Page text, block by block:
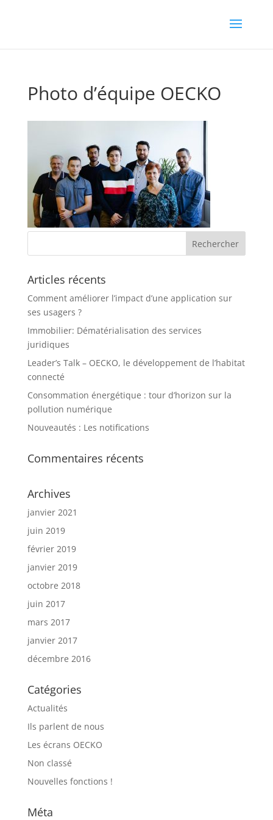
Photo d’équipe OECKO
Articles récents
Comment améliorer l’impact d’une application sur
ses usagers ?
Immobilier: Dématérialisation des services
juridiques
Leader’s Talk – OECKO, le développement de l’habitat
connecté
Consommation énergétique : tour d’horizon sur la
pollution numérique
Nouveautés : Les notifications
Commentaires récents
Archives
janvier 2021
juin 2019
février 2019
janvier 2019
octobre 2018
juin 2017
mars 2017
janvier 2017
décembre 2016
Catégories
Actualités
Ils parlent de nous
Les écrans OECKO
Non classé
Nouvelles fonctions !
Méta